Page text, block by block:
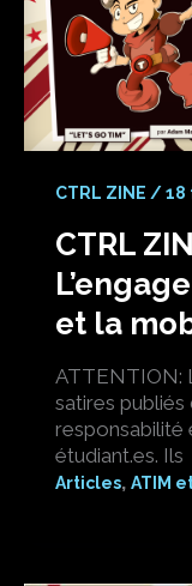
CTRL ZINE /18
CTRL
et la
ATTENTION:
satires
responsabilité
étudiant.es. Ils
Articles, ATIM